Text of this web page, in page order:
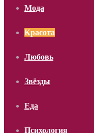
Мода
Красота
Любовь
Звёзды
Еда
Психология